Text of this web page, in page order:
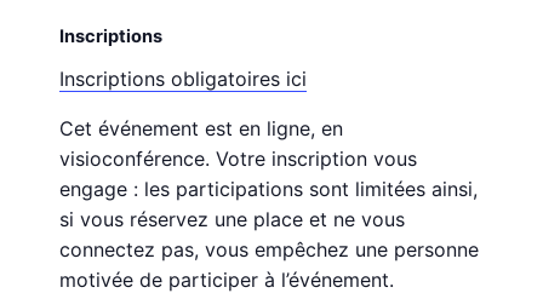
Inscriptions
Inscriptions obligatoires ici
Cet événement est en ligne, en
visioconférence. Votre inscription vous
engage : les participations sont limitées ainsi,
si vous réservez une place et ne vous
connectez pas, vous empêchez une personne
motivée de participer à l’événement.